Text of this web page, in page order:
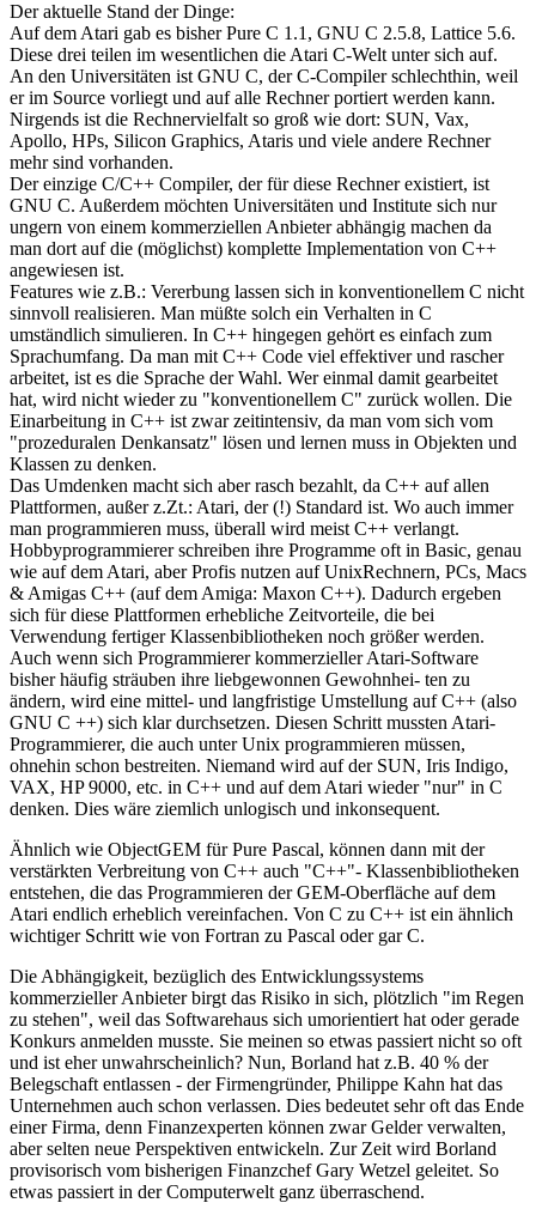
Der aktuelle Stand der Dinge:
Auf dem Atari gab es bisher Pure C 1.1, GNU C 2.5.8, Lattice 5.6.
Diese drei teilen im wesentlichen die Atari C-Welt unter sich auf.
An den Universitäten ist GNU C, der C-Compiler schlechthin, weil
er im Source vorliegt und auf alle Rechner portiert werden kann.
Nirgends ist die Rechnervielfalt so groß wie dort: SUN, Vax,
Apollo, HPs, Silicon Graphics, Ataris und viele andere Rechner
mehr sind vorhanden.
Der einzige C/C++ Compiler, der für diese Rechner existiert, ist
GNU C. Außerdem möchten Universitäten und Institute sich nur
ungern von einem kommerziellen Anbieter abhängig machen da
man dort auf die (möglichst) komplette Implementation von C++
angewiesen ist.
Features wie z.B.: Vererbung lassen sich in konventionellem C nicht
sinnvoll realisieren. Man müßte solch ein Verhalten in C
umständlich simulieren. In C++ hingegen gehört es einfach zum
Sprachumfang. Da man mit C++ Code viel effektiver und rascher
arbeitet, ist es die Sprache der Wahl. Wer einmal damit gearbeitet
hat, wird nicht wieder zu "konventionellem C" zurück wollen. Die
Einarbeitung in C++ ist zwar zeitintensiv, da man vom sich vom
"prozeduralen Denkansatz" lösen und lernen muss in Objekten und
Klassen zu denken.
Das Umdenken macht sich aber rasch bezahlt, da C++ auf allen
Plattformen, außer z.Zt.: Atari, der (!) Standard ist. Wo auch immer
man programmieren muss, überall wird meist C++ verlangt.
Hobbyprogrammierer schreiben ihre Programme oft in Basic, genau
wie auf dem Atari, aber Profis nutzen auf UnixRechnern, PCs, Macs
& Amigas C++ (auf dem Amiga: Maxon C++). Dadurch ergeben
sich für diese Plattformen erhebliche Zeitvorteile, die bei
Verwendung fertiger Klassenbibliotheken noch größer werden.
Auch wenn sich Programmierer kommerzieller Atari-Software
bisher häufig sträuben ihre liebgewonnen Gewohnhei- ten zu
ändern, wird eine mittel- und langfristige Umstellung auf C++ (also
GNU C ++) sich klar durchsetzen. Diesen Schritt mussten Atari-
Programmierer, die auch unter Unix programmieren müssen,
ohnehin schon bestreiten. Niemand wird auf der SUN, Iris Indigo,
VAX, HP 9000, etc. in C++ und auf dem Atari wieder "nur" in C
denken. Dies wäre ziemlich unlogisch und inkonsequent.
Ähnlich wie ObjectGEM für Pure Pascal, können dann mit der
verstärkten Verbreitung von C++ auch "C++"- Klassenbibliotheken
entstehen, die das Programmieren der GEM-Oberfläche auf dem
Atari endlich erheblich vereinfachen. Von C zu C++ ist ein ähnlich
wichtiger Schritt wie von Fortran zu Pascal oder gar C.
Die Abhängigkeit, bezüglich des Entwicklungssystems
kommerzieller Anbieter birgt das Risiko in sich, plötzlich "im Regen
zu stehen", weil das Softwarehaus sich umorientiert hat oder gerade
Konkurs anmelden musste. Sie meinen so etwas passiert nicht so oft
und ist eher unwahrscheinlich? Nun, Borland hat z.B. 40 % der
Belegschaft entlassen - der Firmengründer, Philippe Kahn hat das
Unternehmen auch schon verlassen. Dies bedeutet sehr oft das Ende
einer Firma, denn Finanzexperten können zwar Gelder verwalten,
aber selten neue Perspektiven entwickeln. Zur Zeit wird Borland
provisorisch vom bisherigen Finanzchef Gary Wetzel geleitet. So
etwas passiert in der Computerwelt ganz überraschend.